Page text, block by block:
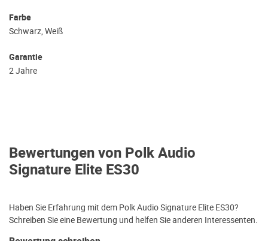
Farbe
Schwarz, Weiß
Garantie
2 Jahre
Bewertungen von Polk Audio
Signature Elite ES30
Haben Sie Erfahrung mit dem Polk Audio Signature Elite ES30?
Schreiben Sie eine Bewertung und helfen Sie anderen Interessenten.